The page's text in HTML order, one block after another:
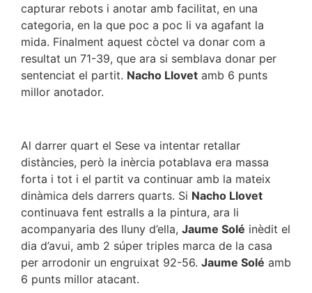
capturar rebots i anotar amb facilitat, en una
categoria, en la que poc a poc li va agafant la
mida. Finalment aquest còctel va donar com a
resultat un 71-39, que ara si semblava donar per
sentenciat el partit. Nacho Llovet amb 6 punts
millor anotador.
Al darrer quart el Sese va intentar retallar
distàncies, però la inèrcia potablava era massa
forta i tot i el partit va continuar amb la mateix
dinàmica dels darrers quarts. Si Nacho Llovet
continuava fent estralls a la pintura, ara li
acompanyaria des lluny d’ella, Jaume Solé inèdit el
dia d’avui, amb 2 súper triples marca de la casa
per arrodonir un engruixat 92-56. Jaume Solé amb
6 punts millor atacant.